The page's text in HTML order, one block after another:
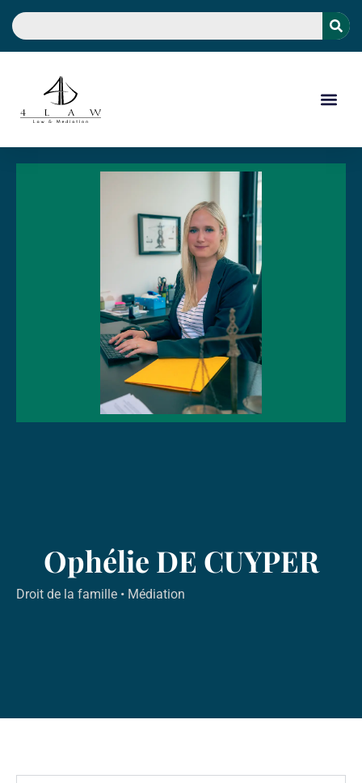
Ophélie DE CUYPER
Droit de la famille • Médiation